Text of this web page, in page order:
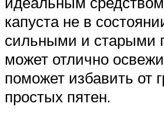
капуста не в
сильными и старыми
может отлично
поможет избавить от
простых пятен.